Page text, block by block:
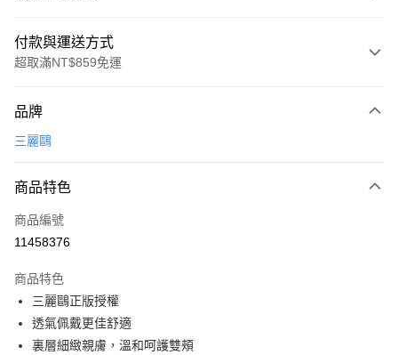
付款與運送方式
超取滿NT$859免運
信用卡一次付款
LINE Pay
Apple Pay
全盈+PAY
ATM付款
品牌
三麗鷗
商品特色
商品編號
11458376
商品特色
三麗鷗正版授權
透氣佩戴更佳舒適
裏層細緻親膚，溫和呵護雙頰